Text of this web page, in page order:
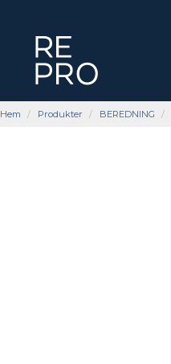
Hem Produkter BEREDNING